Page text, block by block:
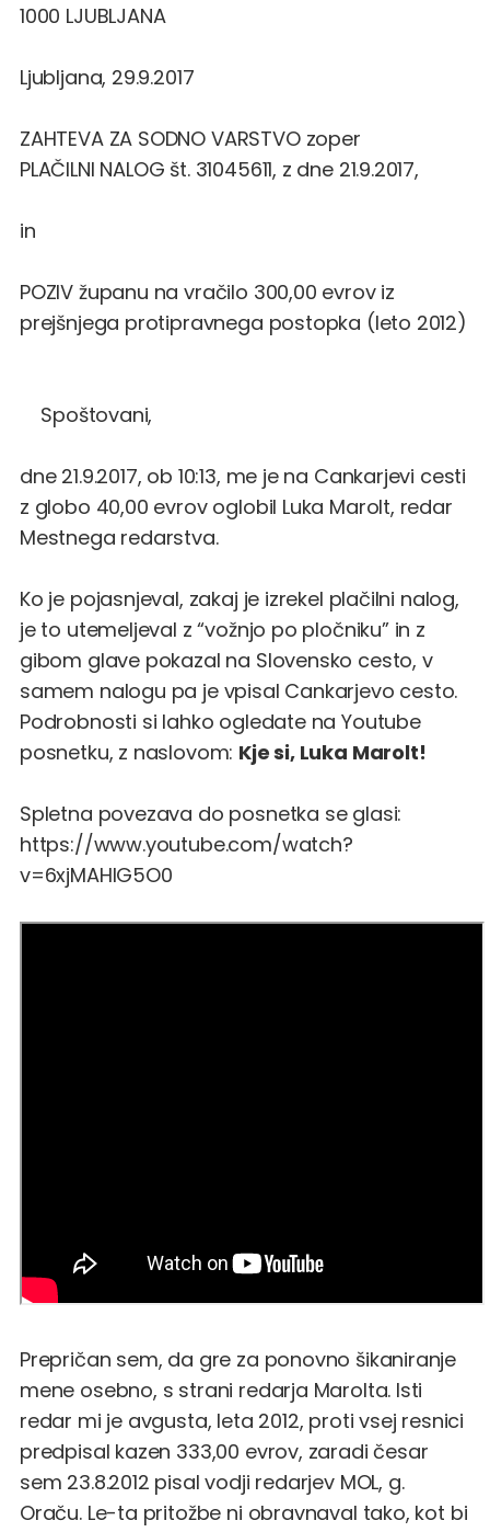
1000 LJUBLJANA
Ljubljana, 29.9.2017
ZAHTEVA ZA SODNO VARSTVO zoper
PLAČILNI NALOG št. 31045611, z dne 21.9.2017,
in
POZIV županu na vračilo 300,00 evrov iz
prejšnjega protipravnega postopka (leto 2012)
Spoštovani,
dne 21.9.2017, ob 10:13, me je na Cankarjevi cesti
z globo 40,00 evrov oglobil Luka Marolt, redar
Mestnega redarstva.
Ko je pojasnjeval, zakaj je izrekel plačilni nalog,
je to utemeljeval z “vožnjo po pločniku” in z
gibom glave pokazal na Slovensko cesto, v
samem nalogu pa je vpisal Cankarjevo cesto.
Podrobnosti si lahko ogledate na Youtube
posnetku, z naslovom: Kje si, Luka Marolt!
Spletna povezava do posnetka se glasi:
https://www.youtube.com/watch?
v=6xjMAHlG5O0
Prepričan sem, da gre za ponovno šikaniranje
mene osebno, s strani redarja Marolta. Isti
redar mi je avgusta, leta 2012, proti vsej resnici
predpisal kazen 333,00 evrov, zaradi česar
sem 23.8.2012 pisal vodji redarjev MOL, g.
Oraču. Le-ta pritožbe ni obravnaval tako, kot bi